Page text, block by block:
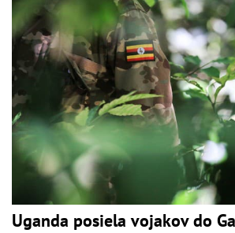
Uganda posiela vojakov do